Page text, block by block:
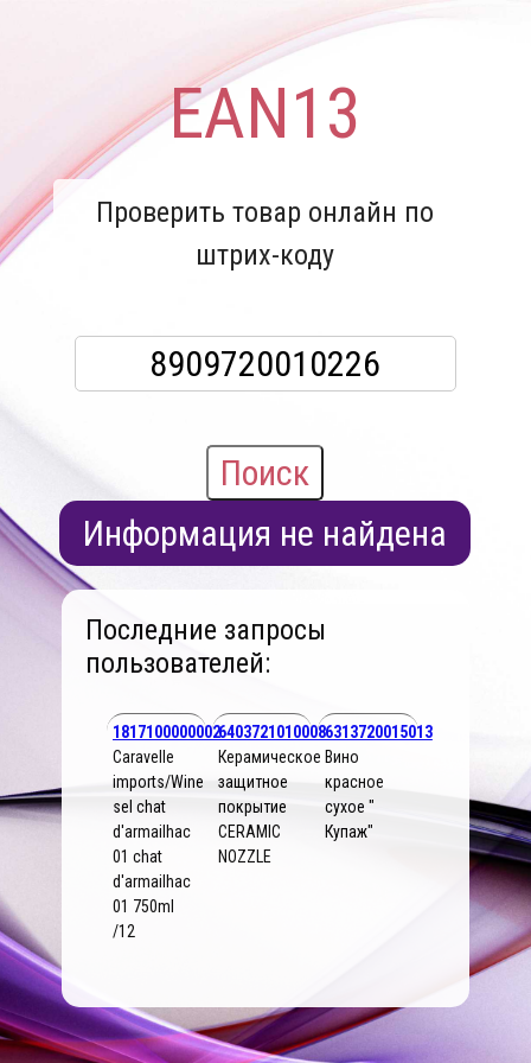
EAN13
Проверить товар онлайн по
штрих-коду
Поиск
Информация не найдена
Последние запросы
пользователей:
1817100000002
Caravelle
imports/Wine
sel chat
d'armailhac
01 chat
d'armailhac
01 750ml
/12
6403721010008
Керамическое
защитное
покрытие
CERAMIC
NOZZLE
6313720015013
Вино
красное
сухое "
Купаж"